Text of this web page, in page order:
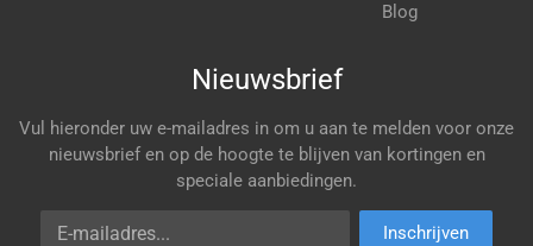
Blog
Nieuwsbrief
Vul hieronder uw e-mailadres in om u aan te melden voor onze
nieuwsbrief en op de hoogte te blijven van kortingen en
speciale aanbiedingen.
E-mailadres
Inschrijven